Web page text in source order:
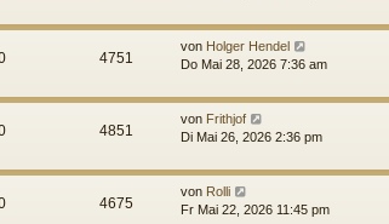
4751
von Holger Hendel
Do Mai 28, 2026 7:36 am
4851
von Frithjof
Di Mai 26, 2026 2:36 pm
4675
von Rolli
Fr Mai 22, 2026 11:45 pm